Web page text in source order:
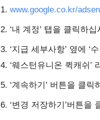
1. www.google.co.kr/
2. ‘내 계정’ 탭을 클릭하십
3. ‘지급 세부사항’ 옆에 ‘
4. ‘웨스턴유니온 퀵캐쉬’
5. ‘계속하기’ 버튼을 클릭
6. ‘변경 저장하기’버튼을